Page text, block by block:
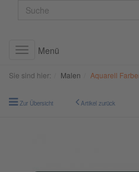
ToggleMenü
Sie sind hier: Malen Aquarell
Zur Übersicht Artikel zurück